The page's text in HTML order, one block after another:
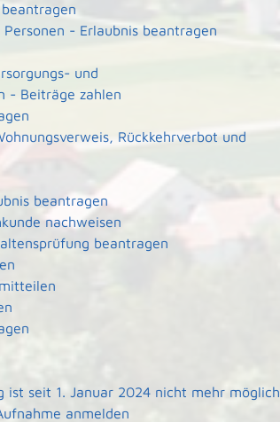
- Erlaubnis beantragen
und
- Beiträge zahlen
Rückkehrverbot und
beantragen
nachweisen
beantragen
ist seit 1. Januar 2024 nicht mehr möglich
anmelden